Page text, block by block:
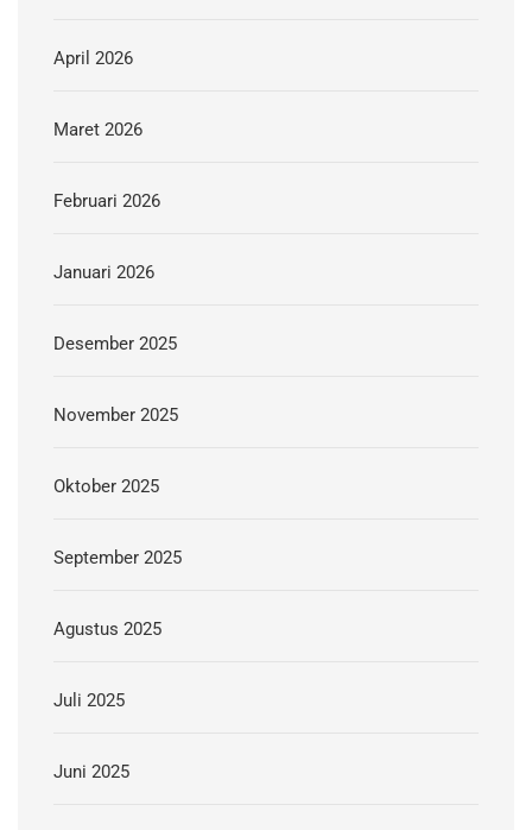
April 2026
Maret 2026
Februari 2026
Januari 2026
Desember 2025
November 2025
Oktober 2025
September 2025
Agustus 2025
Juli 2025
Juni 2025